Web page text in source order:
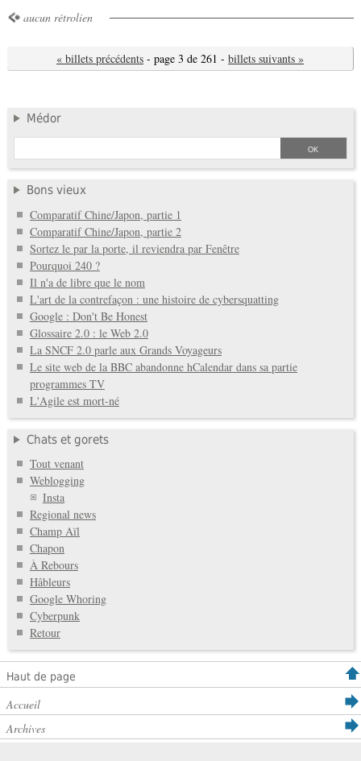
aucun rétrolien
« billets précédents - page 3 de 261 - billets suivants »
Médor
Bons vieux
Comparatif Chine/Japon, partie 1
Comparatif Chine/Japon, partie 2
Sortez le par la porte, il reviendra par Fenêtre
Pourquoi 240 ?
Il n'a de libre que le nom
L'art de la contrefaçon : une histoire de cybersquatting
Google : Don't Be Honest
Glossaire 2.0 : le Web 2.0
La SNCF 2.0 parle aux Grands Voyageurs
Le site web de la BBC abandonne hCalendar dans sa partie
programmes TV
L'Agile est mort-né
Chats et gorets
Tout venant
Weblogging
Insta
Regional news
Champ Aïl
Chapon
À Rebours
Hâbleurs
Google Whoring
Cyberpunk
Retour
Haut de page
Accueil
Archives